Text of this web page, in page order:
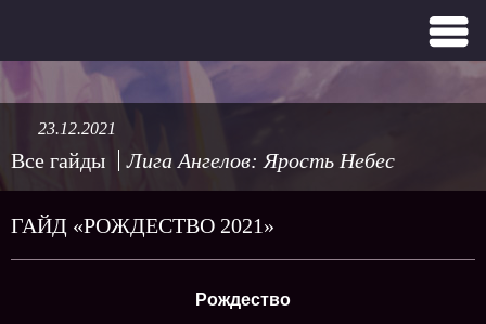
Все гайды Лига Ангелов: Ярость Небес
23.12.2021
ГАЙД «РОЖДЕСТВО 2021»
Рождество